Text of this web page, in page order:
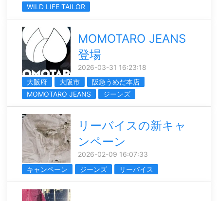
WILD LIFE TAILOR
MOMOTARO JEANS
登場
2026-03-31 16:23:18
大阪府
大阪市
阪急うめだ本店
MOMOTARO JEANS
ジーンズ
リーバイスの新キャ
ンペーン
2026-02-09 16:07:33
キャンペーン
ジーンズ リーバイス